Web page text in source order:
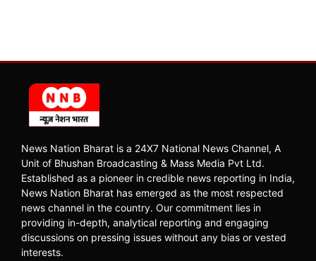
News Nation Bharat is a 24X7 National News Channel, A
Unit of Bhushan Broadcasting & Mass Media Pvt Ltd.
Established as a pioneer in credible news reporting in India,
News Nation Bharat has emerged as the most respected
news channel in the country. Our commitment lies in
providing in-depth, analytical reporting and engaging
discussions on pressing issues without any bias or vested
interests.